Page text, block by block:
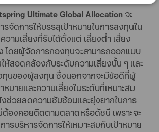
Ultimate Global Allocation จะ
รจัดการให้บรรลุเป้าหมายในการลงทุนใน
วามเสี่ยงที่รับได้ตั้งแต่ เสี่ยงต่ำ เสี่ยง
โดยผู้จัดการกองทุนจะสามารถออกแบบ
ห้สอดคล้องกับระดับความเสี่ยงนั้น ๆ และ
งทุนของผู้ลงทุน ซึ่งนอกจากจะมีข้อดีที่ผู้
หมายและความเสี่ยงในระดับที่เหมาะสม
ช่วยลดความซับซ้อนและยุ่งยากในการ
องคอยติดตามตลาดหรือดัชนี เพราะจะ
รบริหารจัดการให้เหมาะสมกับเป้าหมาย